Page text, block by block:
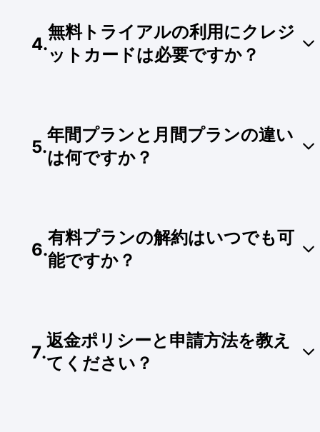
成含む）：1画像あたり250トークンを消
費。
無料トライアル版：会員登録後、すぐに
20,000トークンが付与されます。クレジッ
クリエイタープラン：月額630ニュー台湾ド
ル（約20米ドル）、テキスト生成を無制限
でご利用いただけます。
有が可能で、クリエイタープラン以上の生成
枠が提供されます。
※ すべての料金および適用される税金（該当する
4.
無料トライアルの利用にクレジ
ットカードは必要ですか？
す。登録手続きの際にクレジットカード情報を入
力する必要は一切ありません。
5.
年間プランと月間プランの違い
は何ですか？
OFFの特別割引価格でご利用いただけます。
6.
有料プランの解約はいつでも可
能ですか？
テンツ生成に利用されたプランへの返金はいたし
かねます。詳細な返金保証ルールについては、次
の質問をご参照ください。
7.
返金ポリシーと申請方法を教え
てください？